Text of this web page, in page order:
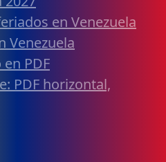
en Venezuela
Venezuela
PDF
PDF horizontal,